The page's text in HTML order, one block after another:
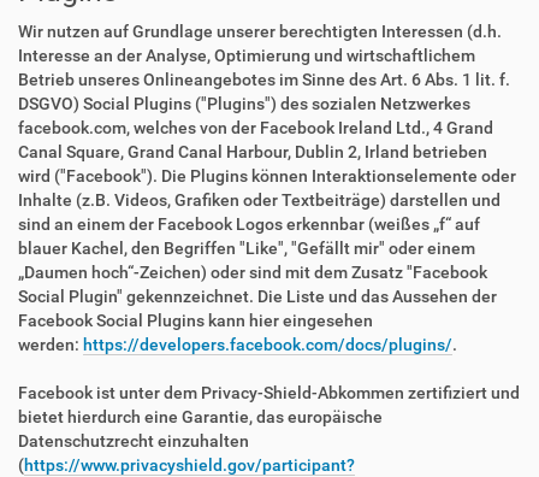
Wir nutzen auf Grundlage unserer berechtigten Interessen (d.h.
Interesse an der Analyse, Optimierung und wirtschaftlichem
Betrieb unseres Onlineangebotes im Sinne des Art. 6 Abs. 1 lit. f.
DSGVO) Social Plugins ("Plugins") des sozialen Netzwerkes
facebook.com, welches von der Facebook Ireland Ltd., 4 Grand
Canal Square, Grand Canal Harbour, Dublin 2, Irland betrieben
wird ("Facebook"). Die Plugins können Interaktionselemente oder
Inhalte (z.B. Videos, Grafiken oder Textbeiträge) darstellen und
sind an einem der Facebook Logos erkennbar (weißes „f“ auf
blauer Kachel, den Begriffen "Like", "Gefällt mir" oder einem
„Daumen hoch“-Zeichen) oder sind mit dem Zusatz "Facebook
Social Plugin" gekennzeichnet. Die Liste und das Aussehen der
Facebook Social Plugins kann hier eingesehen
werden: https://developers.facebook.com/docs/plugins/.
Facebook ist unter dem Privacy-Shield-Abkommen zertifiziert und
bietet hierdurch eine Garantie, das europäische
Datenschutzrecht einzuhalten
(https://www.privacyshield.gov/participant?